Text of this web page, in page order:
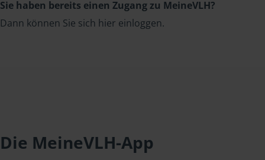
Sie haben bereits einen Zugang zu MeineVLH?
Dann können Sie sich hier einloggen.
Die MeineVLH-App